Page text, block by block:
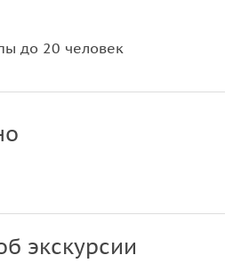
до 20 человек
экскурсии